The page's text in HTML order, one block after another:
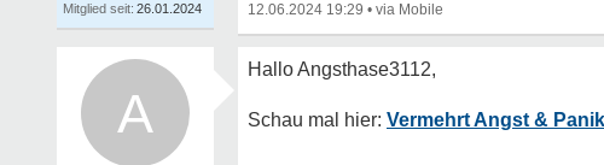
Mitglied seit: 26.01.2024 12.06.2024 19:29 •
A Vermehrt Angst &